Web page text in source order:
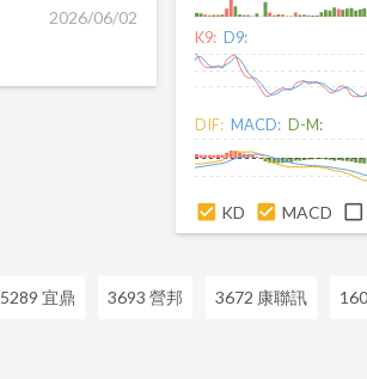
2026/06/02
K9: D9:
DIF: MACD: D-M:
KD MACD
5289 宜鼎 3693 營邦 3672 康聯訊